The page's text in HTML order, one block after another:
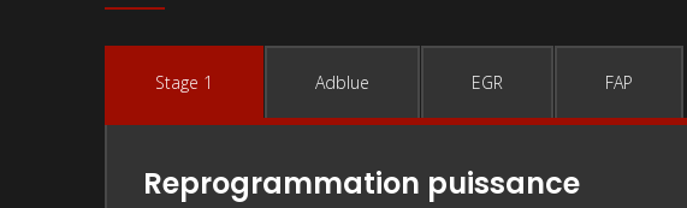
Stage 1 Adblue EGR FAP
Reprogrammation puissance